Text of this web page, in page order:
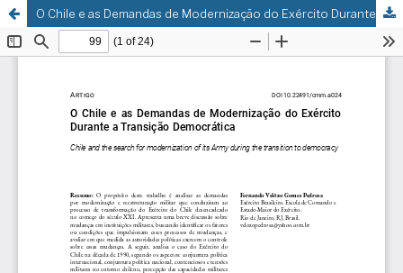
O Chile e as Demandas de Modernização do Exército Durante a Transição Democrática